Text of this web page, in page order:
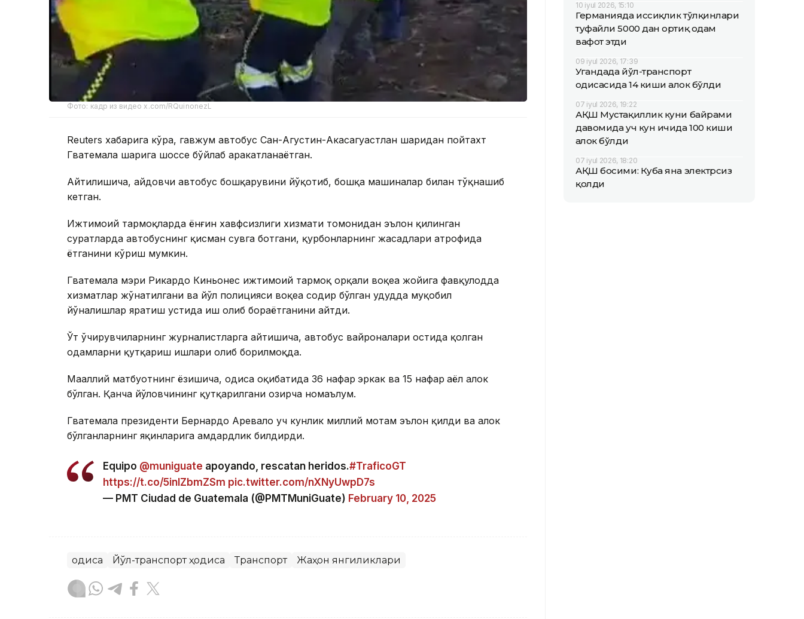
Фото: кадр из видео x.com/RQuinonezL
Reuters хабарига кўра, гавжум автобус Сан-Агустин-Акасагуастлан шаҳридан пойтахт
Гватемала шаҳрига шоссе бўйлаб ҳаракатланаётган.
Айтилишича, ҳайдовчи автобус бошқарувини йўқотиб, бошқа машиналар билан тўқнашиб
кетган.
Ижтимоий тармоқларда ёнғин хавфсизлиги хизмати томонидан эълон қилинган
суратларда автобуснинг қисман сувга ботгани, қурбонларнинг жасадлари атрофида
ётганини кўриш мумкин.
Гватемала мэри Рикардо Киньонес ижтимоий тармоқ орқали воқеа жойига фавқулодда
хизматлар жўнатилгани ва йўл полицияси воқеа содир бўлган ҳудудда муқобил
йўналишлар яратиш устида иш олиб бораётганини айтди.
Ўт ўчирувчиларнинг журналистларга айтишича, автобус вайроналари остида қолган
одамларни қутқариш ишлари олиб борилмоқда.
Маҳаллий матбуотнинг ёзишича, ҳодиса оқибатида 36 нафар эркак ва 15 нафар аёл ҳалок
бўлган. Қанча йўловчининг қутқарилгани ҳозирча номаълум.
Гватемала президенти Бернардо Аревало уч кунлик миллий мотам эълон қилди ва ҳалок
бўлганларнинг яқинларига ҳамдардлик билдирди.
Equipo @muniguate apoyando, rescatan heridos.#TraficoGT
https://t.co/5inIZbmZSm pic.twitter.com/nXNyUwpD7s
— PMT Ciudad de Guatemala (@PMTMuniGuate) February 10, 2025
Ҳодиса Йўл-транспорт ҳодиса Транспорт Жаҳон янгиликлари
10 iyul 2026, 15:10
Германияда иссиқлик тўлқинлари
туфайли 5000 дан ортиқ одам
вафот этди
09 iyul 2026, 17:39
Угандада йўл-транспорт
ҳодисасида 14 киши ҳалок бўлди
07 iyul 2026, 19:22
АҚШ Мустақиллик куни байрами
давомида уч кун ичида 100 киши
ҳалок бўлди
07 iyul 2026, 18:20
АҚШ босими: Куба яна электрсиз
қолди